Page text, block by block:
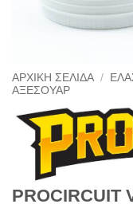
ΑΡΧΙΚΉ ΣΕΛΊΔΑ /
ΑΞΕΣΟΥΆΡ
PROCIRCUIT